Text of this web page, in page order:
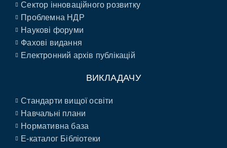
Сектор інноваційного розвитку
Проблемна НДР
Наукові форуми
Фахові видання
Електронний архів публікацій
ВИКЛАДАЧУ
Стандарти вищої освіти
Навчальні плани
Нормативна база
E-каталог Бібліотеки